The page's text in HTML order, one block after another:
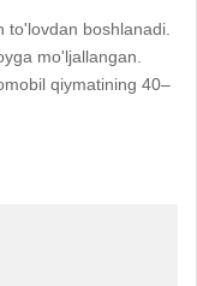
to'lovdan boshlanadi.
mo'ljallangan.
qiymatining 40–